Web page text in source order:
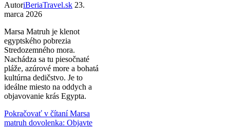
AutoriBeriaTravel.sk 23.
marca 2026
Marsa Matruh je klenot
egyptského pobrezia
Stredozemného mora.
Nachádza sa tu piesočnaté
pláže, azúrové more a bohatá
kultúrna dedičstvo. Je to
ideálne miesto na oddych a
objavovanie krás Egypta.
Pokračovať v čítaníMarsa
matruh dovolenka: Objavte